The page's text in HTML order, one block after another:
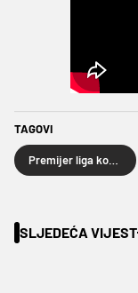
TAGOVI
SLJEDEĆA VIJEST